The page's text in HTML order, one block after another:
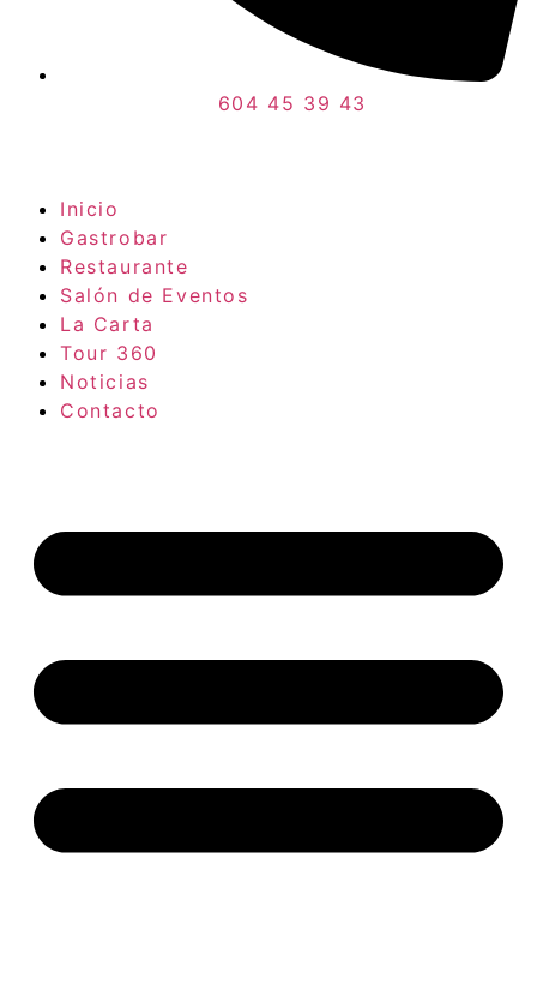
604 45 39 43
Inicio
Gastrobar
Restaurante
Salón de Eventos
La Carta
Tour 360
Noticias
Contacto